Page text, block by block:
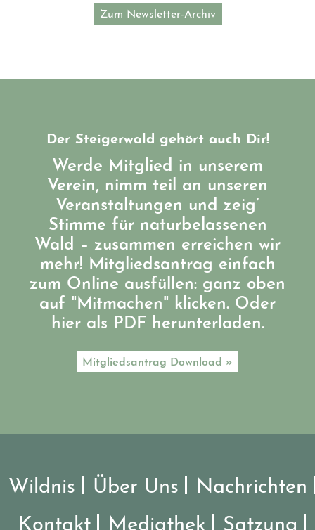
Zum Newsletter-Archiv
Der Steigerwald gehört auch Dir!
Werde Mitglied in unserem
Verein, nimm teil an unseren
Veranstaltungen und zeig’
Stimme für naturbelassenen
Wald – zusammen erreichen wir
mehr! Mitgliedsantrag einfach
zum Online ausfüllen: ganz oben
auf "Mitmachen" klicken. Oder
hier als PDF herunterladen.
Mitgliedsantrag Download »
Wildnis Über Uns
Nachrichten
Kontakt
Mediathek Satzung